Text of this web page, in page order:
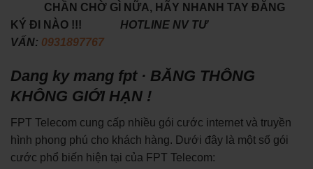
CHẦN CHỜ GÌ NỮA, HÃY NHANH TAY ĐĂNG
KÝ ĐI NÀO !!!
HOTLINE NV TƯ
VẤN: 0931897767
Dang ky mang fpt · BĂNG THÔNG
KHÔNG GIỚI HẠN !
FPT Telecom cung cấp nhiều gói cước internet và truyền
hình phong phú cho khách hàng. Dưới đây là một số gói
cước phổ biến hiện tại của FPT Telecom: